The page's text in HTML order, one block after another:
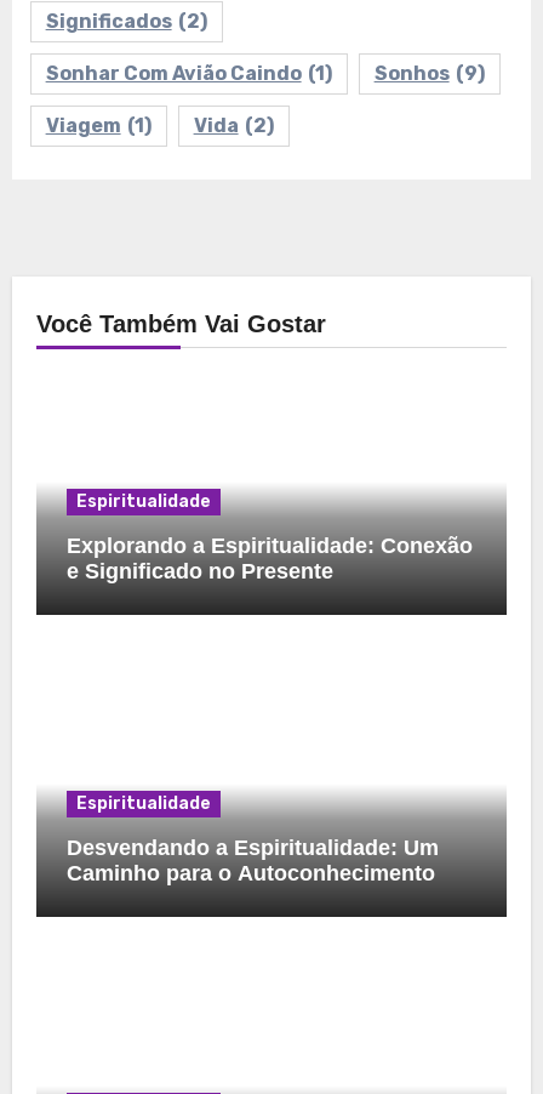
Significados (2)
Sonhar Com Avião Caindo (1) Sonhos (9)
Viagem (1) Vida (2)
Você Também Vai Gostar
Espiritualidade
Explorando a Espiritualidade: Conexão
e Significado no Presente
Espiritualidade
Desvendando a Espiritualidade: Um
Caminho para o Autoconhecimento